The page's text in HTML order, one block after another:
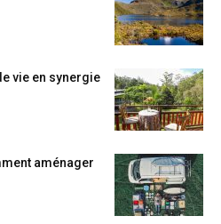
vie en synergie
aménager